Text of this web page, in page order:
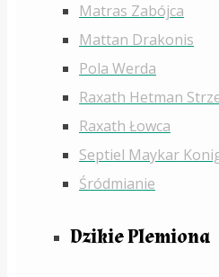
Matras Zabójca
Mattan Drakonis
Pola Werda
Raxath Hetman
Raxath Łowca
Septiel Maykar
Śródmianie
Dzikie Plemiona